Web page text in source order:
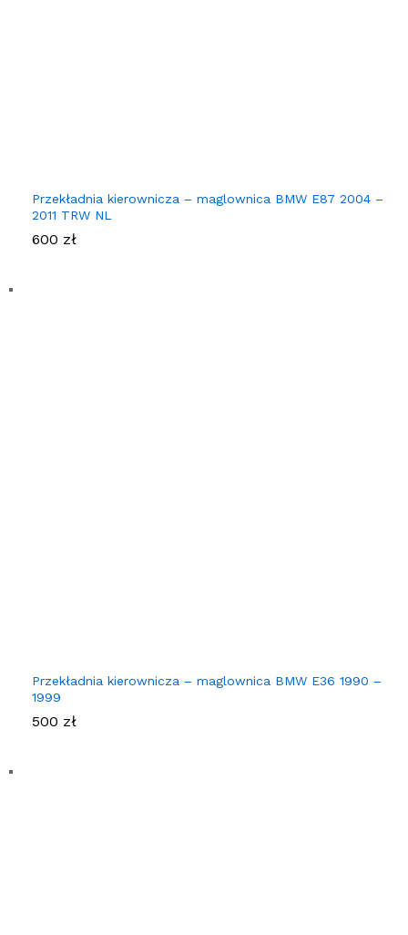
Przekładnia kierownicza – maglownica BMW E87 2004 –
2011 TRW NL
600 zł
Przekładnia kierownicza – maglownica BMW E36 1990 –
1999
500 zł